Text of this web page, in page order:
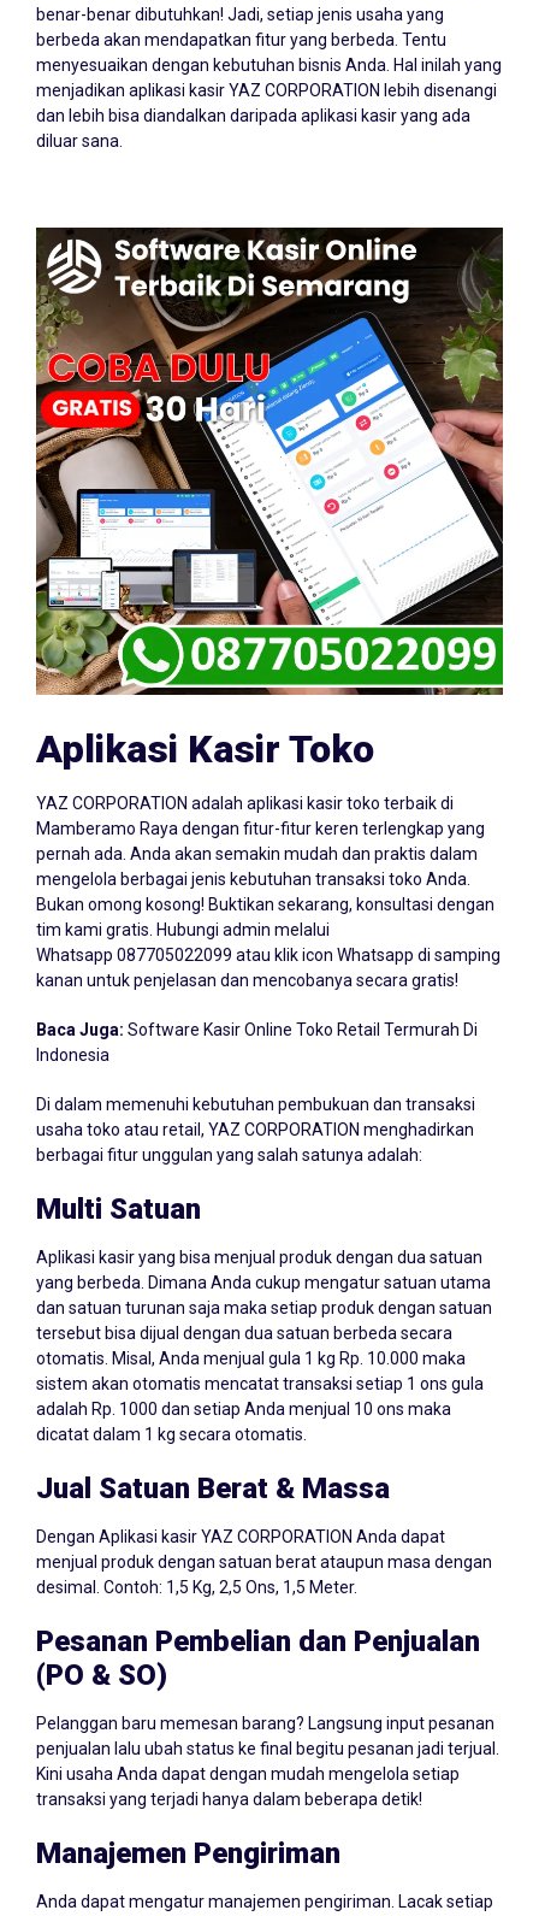
benar-benar dibutuhkan! Jadi, setiap jenis usaha yang
berbeda akan mendapatkan fitur yang berbeda. Tentu
menyesuaikan dengan kebutuhan bisnis Anda. Hal inilah yang
menjadikan aplikasi kasir YAZ CORPORATION lebih disenangi
dan lebih bisa diandalkan daripada aplikasi kasir yang ada
diluar sana.
Aplikasi Kasir Toko
YAZ CORPORATION adalah aplikasi kasir toko terbaik di
Mamberamo Raya dengan fitur-fitur keren terlengkap yang
pernah ada. Anda akan semakin mudah dan praktis dalam
mengelola berbagai jenis kebutuhan transaksi toko Anda.
Bukan omong kosong! Buktikan sekarang, konsultasi dengan
tim kami gratis. Hubungi admin melalui
Whatsapp 087705022099 atau klik icon Whatsapp di samping
kanan untuk penjelasan dan mencobanya secara gratis!
Baca Juga: Software Kasir Online Toko Retail Termurah Di
Indonesia
Di dalam memenuhi kebutuhan pembukuan dan transaksi
usaha toko atau retail, YAZ CORPORATION menghadirkan
berbagai fitur unggulan yang salah satunya adalah:
Multi Satuan
Aplikasi kasir yang bisa menjual produk dengan dua satuan
yang berbeda. Dimana Anda cukup mengatur satuan utama
dan satuan turunan saja maka setiap produk dengan satuan
tersebut bisa dijual dengan dua satuan berbeda secara
otomatis. Misal, Anda menjual gula 1 kg Rp. 10.000 maka
sistem akan otomatis mencatat transaksi setiap 1 ons gula
adalah Rp. 1000 dan setiap Anda menjual 10 ons maka
dicatat dalam 1 kg secara otomatis.
Jual Satuan Berat & Massa
Dengan Aplikasi kasir YAZ CORPORATION Anda dapat
menjual produk dengan satuan berat ataupun masa dengan
desimal. Contoh: 1,5 Kg, 2,5 Ons, 1,5 Meter.
Pesanan Pembelian dan Penjualan
(PO & SO)
Pelanggan baru memesan barang? Langsung input pesanan
penjualan lalu ubah status ke final begitu pesanan jadi terjual.
Kini usaha Anda dapat dengan mudah mengelola setiap
transaksi yang terjadi hanya dalam beberapa detik!
Manajemen Pengiriman
Anda dapat mengatur manajemen pengiriman. Lacak setiap